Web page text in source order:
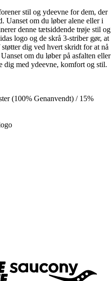
stil og ydeevne for dem, der
Uanset om du løber alene eller i
denne tætsiddende trøje stil og
logo og de skrå 3-striber gør, at
dig ved hvert skridt for at nå
om du løber på asfalten eller
dig med ydeevne, komfort og stil.
(100% Genanvendt) / 15%